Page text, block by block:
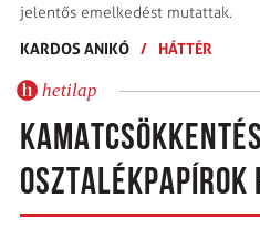
jelentős emelkedést mutattak.
KARDOS ANIKÓ / HÁTTÉR
hetilap
OSZTALÉKPAPÍROK